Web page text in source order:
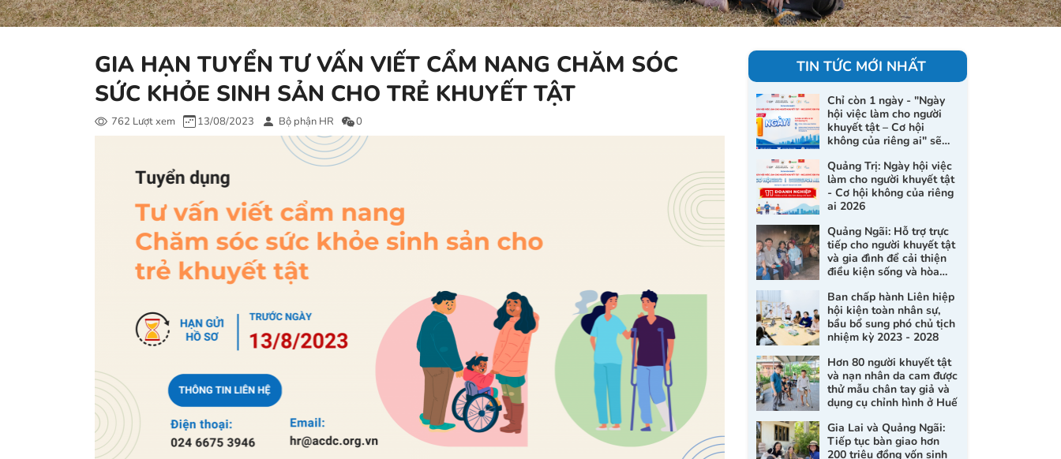
GIA HẠN TUYỂN TƯ VẤN VIẾT CẨM NANG CHĂM SÓC
SỨC KHỎE SINH SẢN CHO TRẺ KHUYẾT TẬT
762 Lượt xem 13/08/2023 Bộ phận HR 0
TIN TỨC MỚI NHẤT
Chỉ còn 1 ngày - "Ngày
hội việc làm cho người
khuyết tật – Cơ hội
không của riêng ai" sẽ
Quảng Trị
Quảng Trị: Ngày hội việc
làm cho người khuyết tật
- Cơ hội không của riêng
ai 2026
Quảng Ngãi: Hỗ trợ trực
tiếp cho người khuyết tật
và gia đình để cải thiện
điều kiện sống và hòa
Ban chấp hành Liên hiệp
hội kiện toàn nhân sự,
bầu bổ sung phó chủ tịch
nhiệm kỳ 2023 - 2028
Hơn 80 người khuyết tật
và nạn nhân da cam được
thử mẫu chân tay giả và
dụng cụ chỉnh hình ở Huế
Gia Lai và Quảng Ngãi:
Tiếp tục bàn giao hơn
200 triệu đồng vốn sinh